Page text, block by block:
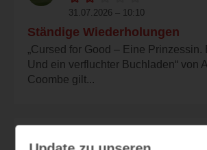
31.07.2026 – 10:10
Ständige Wiederholungen
„Cursed for Good – Eine Prinzessin.
Und ein verfluchter Buchladen“ von
Coombe gilt...